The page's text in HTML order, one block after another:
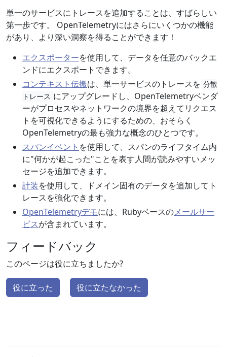
単一のサービスにトレースを追加することは、すばらしい
第一歩です。 OpenTelemetryにはさらにいくつかの機能
があり、より深い洞察を得ることができます！
エクスポーターを使用して、データを任意のバックエ
ンドにエクスポートできます。
コンテキスト伝搬は、単一サービスのトレースを 分散
トレース にアップグレードし、OpenTelemetryベンダ
ーがプロセスやネットワークの境界を超えてリクエス
トを可視化できるようにするための、おそらく
OpenTelemetryの最も強力な概念のひとつです。
スパンイベント を使用して、スパンのライフタイム内
に"何かが起こった"ことを表す人間が読みやすいメッ
セージを追加できます。
計装を使用して、ドメイン固有のデータを追加してト
レースを強化できます。
OpenTelemetryデモには、Rubyベースのメールサー
ビスが含まれています。
フィードバック
このページは役に立ちましたか?
役に立った 役に立たなかった